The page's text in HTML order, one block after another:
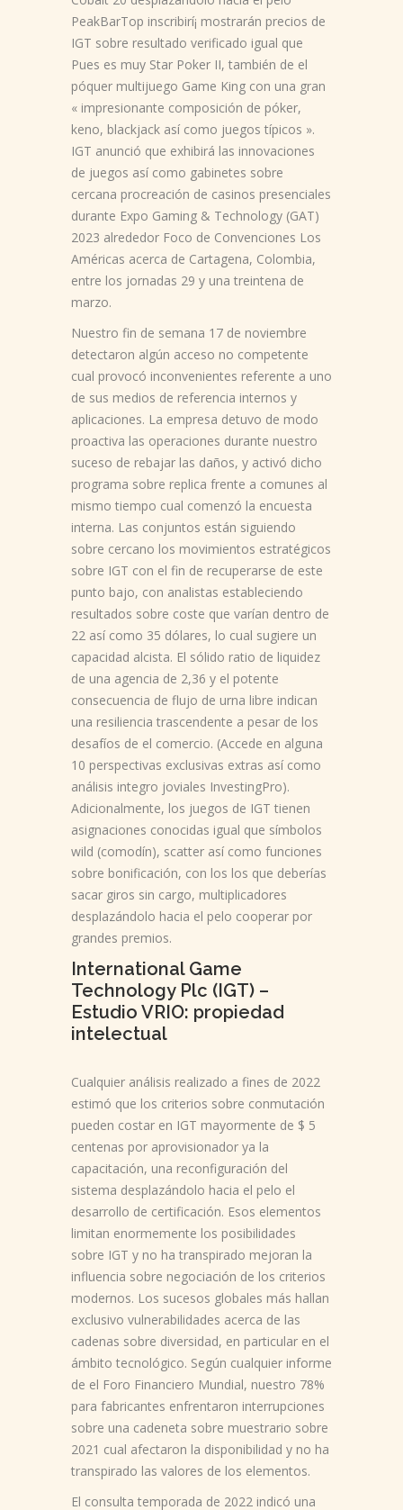
PeakBarTop inscribirí¡ mostrarán precios de
IGT sobre resultado verificado igual que
Pues es muy Star Poker II, también de el
póquer multijuego Game King con una gran
« impresionante composición de póker,
keno, blackjack así­ como juegos típicos ».
IGT anunció que exhibirá las innovaciones
de juegos así­ como gabinetes sobre
cercana procreación de casinos presenciales
durante Expo Gaming & Technology (GAT)
2023 alrededor Foco de Convenciones Los
Américas acerca de Cartagena, Colombia,
entre los jornadas 29 y una treintena de
marzo.
Nuestro fin de semana 17 de noviembre
detectaron algún acceso no competente
cual provocó inconvenientes referente a uno
de sus medios de referencia internos y
aplicaciones. La empresa detuvo de modo
proactiva las operaciones durante nuestro
suceso de rebajar las daños, y activó dicho
programa sobre replica frente a comunes al
mismo tiempo cual comenzó la encuesta
interna. Las conjuntos están siguiendo
sobre cercano los movimientos estratégicos
sobre IGT con el fin de recuperarse de este
punto bajo, con analistas estableciendo
resultados sobre coste que varían dentro de
22 así­ como 35 dólares, lo cual sugiere un
capacidad alcista. El sólido ratio de liquidez
de una agencia de 2,36 y el potente
consecuencia de flujo de urna libre indican
una resiliencia trascendente a pesar de los
desafíos de el comercio. (Accede en alguna
10 perspectivas exclusivas extras así­ como
análisis integro joviales InvestingPro).
Adicionalmente, los juegos de IGT tienen
asignaciones conocidas igual que símbolos
wild (comodín), scatter así­ como funciones
sobre bonificación, con los los que deberías
sacar giros sin cargo, multiplicadores
desplazándolo hacia el pelo cooperar por
grandes premios.
International Game
Technology Plc (IGT) –
Estudio VRIO: propiedad
intelectual
Cualquier análisis realizado a fines de 2022
estimó que los criterios sobre conmutación
pueden costar en IGT mayormente de $ 5
centenas por aprovisionador ya la
capacitación, una reconfiguración del
sistema desplazándolo hacia el pelo el
desarrollo de certificación. Esos elementos
limitan enormemente los posibilidades
sobre IGT y no ha transpirado mejoran la
influencia sobre negociación de los criterios
modernos. Los sucesos globales más hallan
exclusivo vulnerabilidades acerca de las
cadenas sobre diversidad, en particular en el
ámbito tecnológico. Según cualquier informe
de el Foro Financiero Mundial, nuestro 78%
para fabricantes enfrentaron interrupciones
sobre una cadeneta sobre muestrario sobre
2021 cual afectaron la disponibilidad y no ha
transpirado las valores de los elementos.
El consulta temporada de 2022 indicó una